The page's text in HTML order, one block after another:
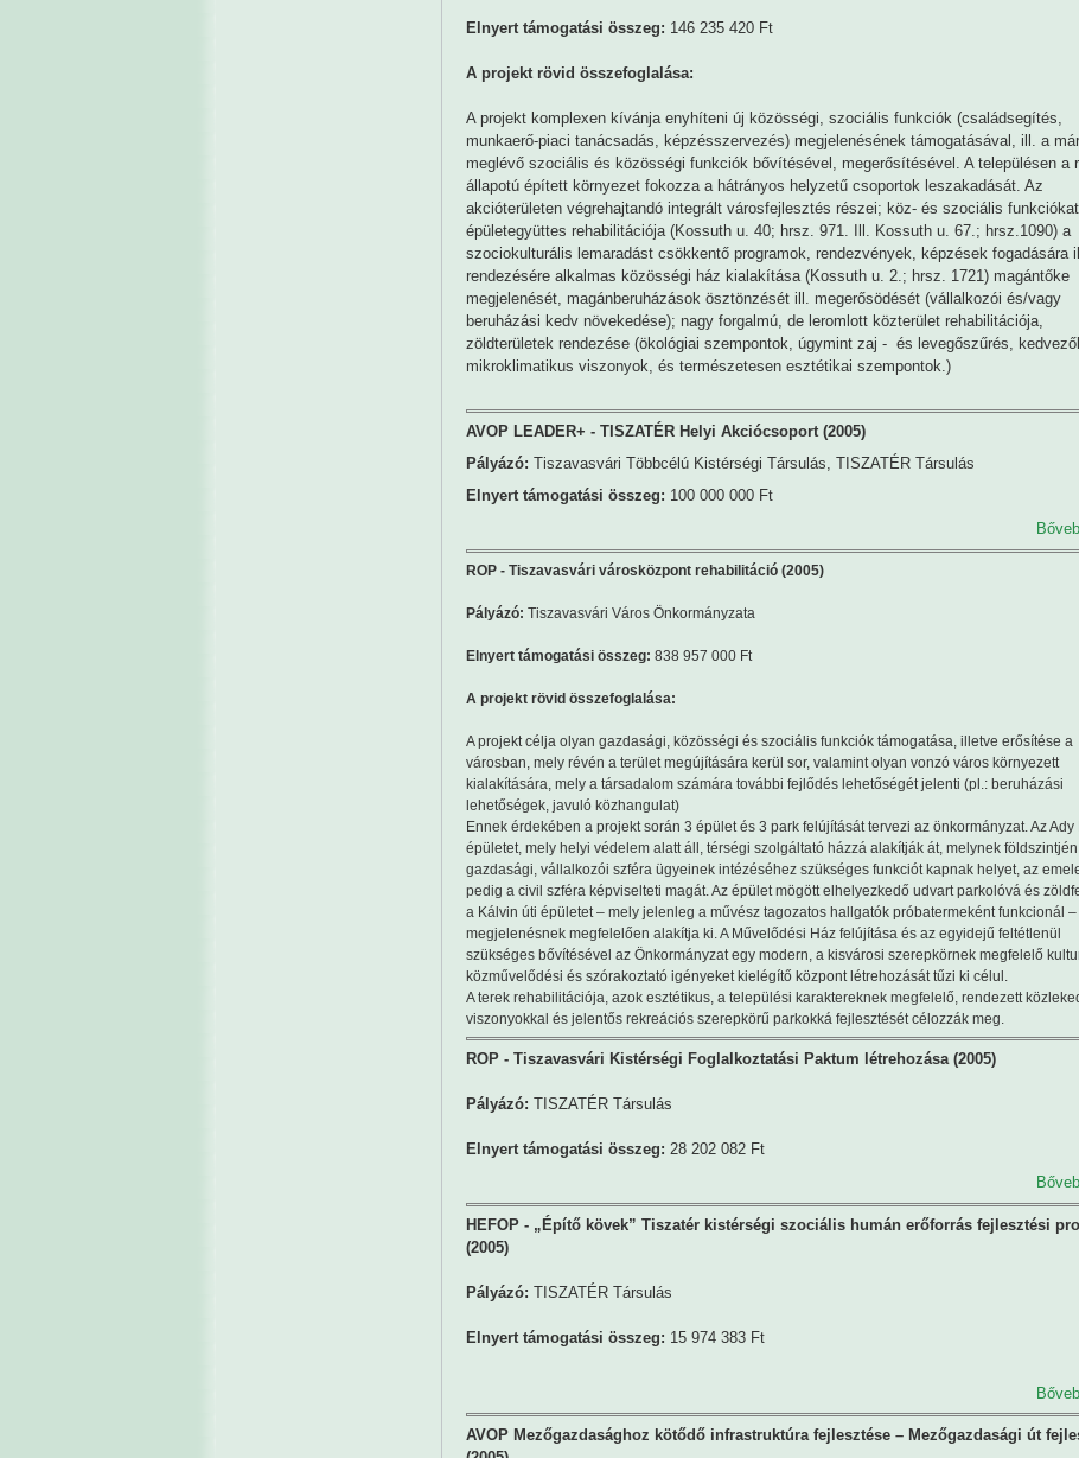
Elnyert támogatási összeg: 146 235 420 Ft
A projekt rövid összefoglalása:
A projekt komplexen kívánja enyhíteni új közösségi, szociális funkciók (családsegítés,
munkaerő-piaci tanácsadás, képzésszervezés) megjelenésének támogatásával, ill. a már
meglévő szociális és közösségi funkciók bővítésével, megerősítésével. A településen a
állapotú épített környezet fokozza a hátrányos helyzetű csoportok leszakadását. Az
akcióterületen végrehajtandó integrált városfejlesztés részei; köz- és szociális
épületegyüttes rehabilitációja (Kossuth u. 40; hrsz. 971. Ill. Kossuth u. 67.; hrsz.1090) a
szociokulturális lemaradást csökkentő programok, rendezvények, képzések fogadására
rendezésére alkalmas közösségi ház kialakítása (Kossuth u. 2.; hrsz. 1721) magántőke
megjelenését, magánberuházások ösztönzését ill. megerősödését (vállalkozói és/vagy
beruházási kedv növekedése); nagy forgalmú, de leromlott közterület rehabilitációja,
zöldterületek rendezése (ökológiai szempontok, úgymint zaj - és levegőszűrés,
mikroklimatikus viszonyok, és természetesen esztétikai szempontok.)
AVOP LEADER+ - TISZATÉR Helyi Akciócsoport (2005)
Pályázó: Tiszavasvári Többcélú Kistérségi Társulás, TISZATÉR Társulás
Elnyert támogatási összeg: 100 000 000 Ft
ROP - Tiszavasvári városközpont rehabilitáció (2005)
Pályázó: Tiszavasvári Város Önkormányzata
Elnyert támogatási összeg: 838 957 000 Ft
A projekt rövid összefoglalása:
A projekt célja olyan gazdasági, közösségi és szociális funkciók támogatása, illetve erősítése a
városban, mely révén a terület megújítására kerül sor, valamint olyan vonzó város környezett
kialakítására, mely a társadalom számára további fejlődés lehetőségét jelenti (pl.: beruházási
lehetőségek, javuló közhangulat)
Ennek érdekében a projekt során 3 épület és 3 park felújítását tervezi az önkormányzat. Az Ady
épületet, mely helyi védelem alatt áll, térségi szolgáltató házzá alakítják át, melynek
gazdasági, vállalkozói szféra ügyeinek intézéséhez szükséges funkciót kapnak helyet, az
pedig a civil szféra képviselteti magát. Az épület mögött elhelyezkedő udvart parkolóvá és
a Kálvin úti épületet – mely jelenleg a művész tagozatos hallgatók próbatermeként funkcionál –
megjelenésnek megfelelően alakítja ki. A Művelődési Ház felújítása és az egyidejű feltétlenül
szükséges bővítésével az Önkormányzat egy modern, a kisvárosi szerepkörnek megfelelő
közművelődési és szórakoztató igényeket kielégítő központ létrehozását tűzi ki célul.
A terek rehabilitációja, azok esztétikus, a települési karaktereknek megfelelő, rendezett
viszonyokkal és jelentős rekreációs szerepkörű parkokká fejlesztését célozzák meg.
ROP - Tiszavasvári Kistérségi Foglalkoztatási Paktum létrehozása (2005)
Pályázó: TISZATÉR Társulás
Elnyert támogatási összeg: 28 202 082 Ft
HEFOP - „Építő kövek” Tiszatér kistérségi szociális humán erőforrás fejlesztési
(2005)
Pályázó: TISZATÉR Társulás
Elnyert támogatási összeg: 15 974 383 Ft
AVOP Mezőgazdasághoz kötődő infrastruktúra fejlesztése – Mezőgazdasági út